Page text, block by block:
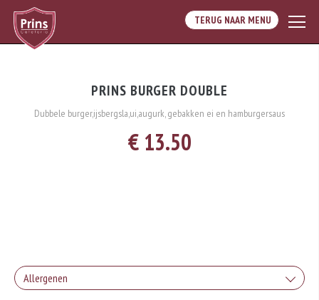
TERUG NAAR MENU
PRINS BURGER DOUBLE
Dubbele burger,ijsbergsla,ui,augurk, gebakken ei en hamburgersaus
€ 13.50
Allergenen